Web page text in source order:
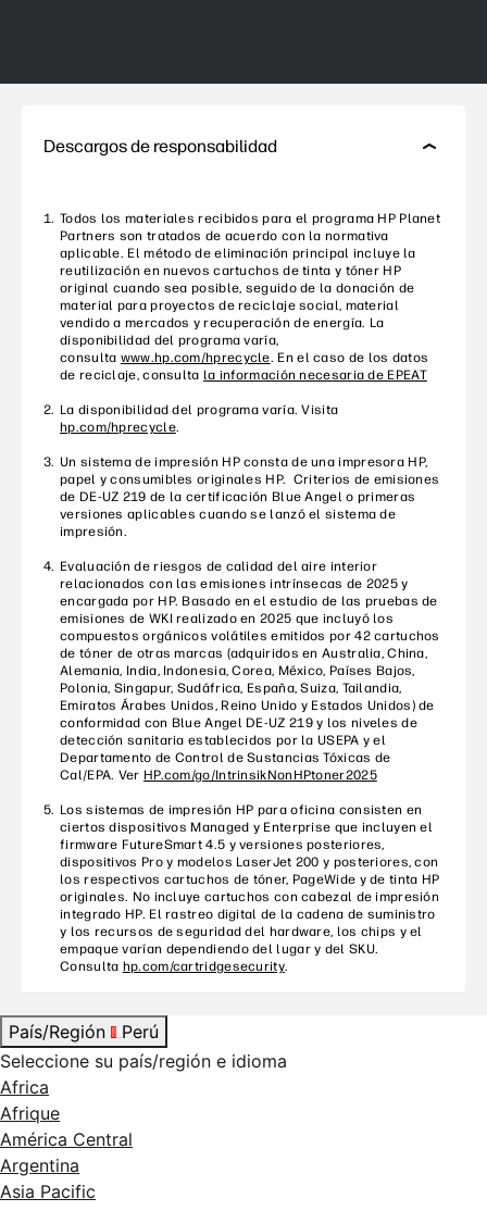
Descargos de responsabilidad
Todos los materiales recibidos para el programa HP Planet
Partners son tratados de acuerdo con la normativa
aplicable. El método de eliminación principal incluye la
reutilización en nuevos cartuchos de tinta y tóner HP
original cuando sea posible, seguido de la donación de
material para proyectos de reciclaje social, material
vendido a mercados y recuperación de energía. La
disponibilidad del programa varía,
consulta www.hp.com/hprecycle. En el caso de los datos
de reciclaje, consulta la información necesaria de EPEAT
La disponibilidad del programa varía. Visita
hp.com/hprecycle.
Un sistema de impresión HP consta de una impresora HP,
papel y consumibles originales HP. Criterios de emisiones
de DE-UZ 219 de la certificación Blue Angel o primeras
versiones aplicables cuando se lanzó el sistema de
impresión.
Evaluación de riesgos de calidad del aire interior
relacionados con las emisiones intrínsecas de 2025 y
encargada por HP. Basado en el estudio de las pruebas de
emisiones de WKI realizado en 2025 que incluyó los
compuestos orgánicos volátiles emitidos por 42 cartuchos
de tóner de otras marcas (adquiridos en Australia, China,
Alemania, India, Indonesia, Corea, México, Países Bajos,
Polonia, Singapur, Sudáfrica, España, Suiza, Tailandia,
Emiratos Árabes Unidos, Reino Unido y Estados Unidos) de
conformidad con Blue Angel DE-UZ 219 y los niveles de
detección sanitaria establecidos por la USEPA y el
Departamento de Control de Sustancias Tóxicas de
Cal/EPA. Ver HP.com/go/IntrinsikNonHPtoner2025
Los sistemas de impresión HP para oficina consisten en
ciertos dispositivos Managed y Enterprise que incluyen el
firmware FutureSmart 4.5 y versiones posteriores,
dispositivos Pro y modelos LaserJet 200 y posteriores, con
los respectivos cartuchos de tóner, PageWide y de tinta HP
originales. No incluye cartuchos con cabezal de impresión
integrado HP. El rastreo digital de la cadena de suministro
y los recursos de seguridad del hardware, los chips y el
empaque varían dependiendo del lugar y del SKU.
Consulta hp.com/cartridgesecurity.
País/Región
Perú
Seleccione su país/región e idioma
Africa
Afrique
América Central
Argentina
Asia Pacific